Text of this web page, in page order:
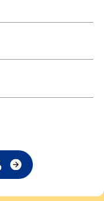
荒木颯斗 当地フレッシ
ルーキーシリーズ第15
想〟！／ボートレー
３号艇でデビュー初
こなめルーキーＳ
ビューした宮崎心之介
～とこなめルーキーＳ